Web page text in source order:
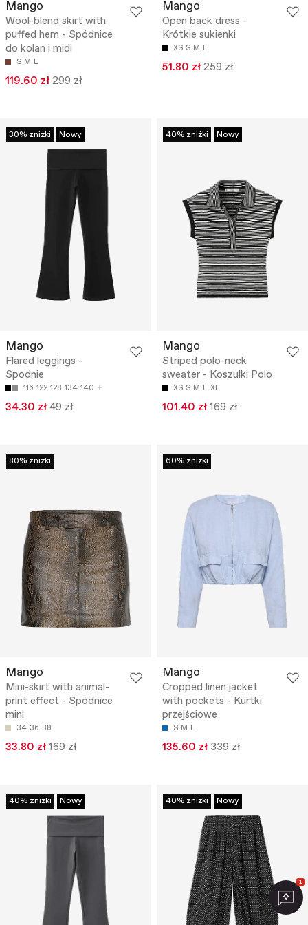
Mango
Wool-blend skirt with
puffed hem - Spódnice
do kolan i midi
S M L
119.60 zł 299 zł
Mango
Open back dress -
Krótkie sukienki
XS S M L
51.80 zł 259 zł
30% zniżki Nowy
Mango
Flared leggings -
Spodnie
116 122 128 134 140
34.30 zł 49 zł
40% zniżki Nowy
Mango
Striped polo-neck
sweater - Koszulki Polo
XS S M L XL
101.40 zł 169 zł
80% zniżki
Mango
Mini-skirt with animal-
print effect - Spódnice
mini
34 36 38
33.80 zł 169 zł
60% zniżki
Mango
Cropped linen jacket
with pockets - Kurtki
przejściowe
S M L
135.60 zł 339 zł
40% zniżki Nowy 40% zniżki Nowy
1